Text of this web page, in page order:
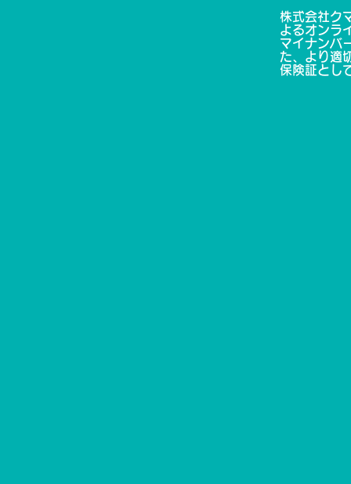
株式会社ク
よるオンラ
マイナンバ
た、より適
保険証とし